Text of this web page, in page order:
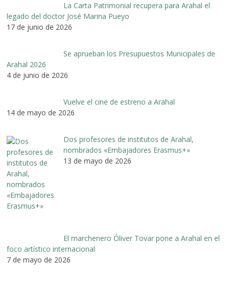
La Carta Patrimonial recupera para Arahal el
legado del doctor José Marina Pueyo
17 de junio de 2026
Se aprueban los Presupuestos Municipales de
Arahal 2026
4 de junio de 2026
Vuelve el cine de estreno a Arahal
14 de mayo de 2026
Dos profesores de institutos de Arahal,
nombrados «Embajadores Erasmus+»
13 de mayo de 2026
El marchenero Óliver Tovar pone a Arahal en el
foco artístico internacional
7 de mayo de 2026